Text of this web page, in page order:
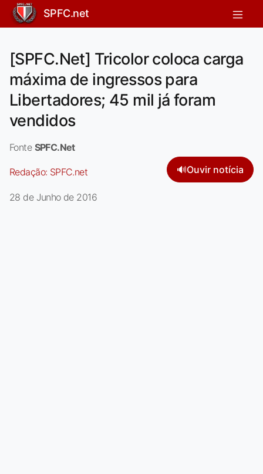
SPFC.net
[SPFC.Net] Tricolor coloca carga
máxima de ingressos para
Libertadores; 45 mil já foram
vendidos
Fonte SPFC.Net
Redação: SPFC.net 🔊Ouvir notícia
28 de Junho de 2016